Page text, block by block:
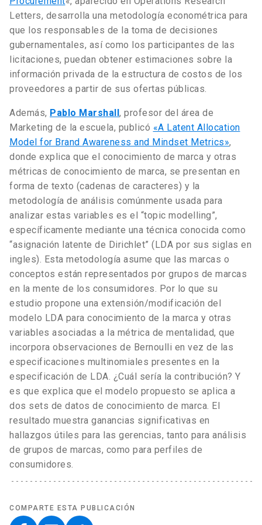
Letters, desarrolla una metodología econométrica para
que los responsables de la toma de decisiones
gubernamentales, así como los participantes de las
licitaciones, puedan obtener estimaciones sobre la
información privada de la estructura de costos de los
proveedores a partir de sus ofertas públicas.
Además, Pablo Marshall, profesor del área de
Marketing de la escuela, publicó «A Latent Allocation
Model for Brand Awareness and Mindset Metrics»,
donde explica que el conocimiento de marca y otras
métricas de conocimiento de marca, se presentan en
forma de texto (cadenas de caracteres) y la
metodología de análisis comúnmente usada para
analizar estas variables es el “topic modelling”,
específicamente mediante una técnica conocida como
“asignación latente de Dirichlet” (LDA por sus siglas en
ingles). Esta metodología asume que las marcas o
conceptos están representados por grupos de marcas
en la mente de los consumidores. Por lo que su
estudio propone una extensión/modificación del
modelo LDA para conocimiento de la marca y otras
variables asociadas a la métrica de mentalidad, que
incorpora observaciones de Bernoulli en vez de las
especificaciones multinomiales presentes en la
especificación de LDA. ¿Cuál sería la contribución? Y
es que explica que el modelo propuesto se aplica a
dos sets de datos de conocimiento de marca. El
resultado muestra ganancias significativas en
hallazgos útiles para las gerencias, tanto para análisis
de grupos de marcas, como para perfiles de
consumidores.
COMPARTE ESTA PUBLICACIÓN